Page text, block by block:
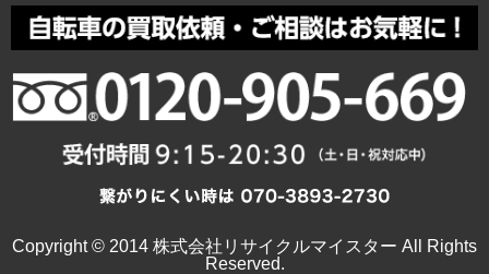
Copyright © 2014 株式会社リサイクルマイスター All Rights
Reserved.